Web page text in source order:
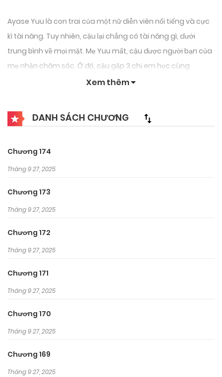
Ayase Yuu là con trai của một nữ diễn viên nổi tiếng và cực
kì tài năng. Tuy nhiên, cậu lại chẳng có tài năng gì, dưới
trung bình về mọi mặt. Mẹ Yuu mất, cậu được người bạn của
mẹ nhận chăm sóc. Ở đó, cậu gặp 3 chị em học cùng
trường, những người sở hữu cả tài năng và sắc đẹp.
Xem thêm
DANH SÁCH CHƯƠNG
Chương 174
Tháng 9 27, 2025
Chương 173
Tháng 9 27, 2025
Chương 172
Tháng 9 27, 2025
Chương 171
Tháng 9 27, 2025
Chương 170
Tháng 9 27, 2025
Chương 169
Tháng 9 27, 2025